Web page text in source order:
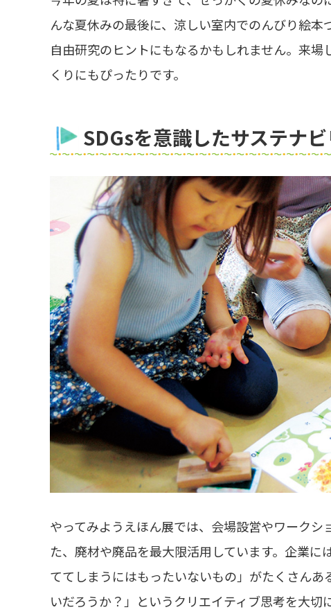
んな夏休みの最後に、涼しい室内でのんびり絵
自由研究のヒントにもなるかもしれません。来
くりにもぴったりです。
SDGsを意識したサステナ
やってみようえほん展では、会場設営やワーク
た、廃材や廃品を最大限活用しています。企業
ててしまうにはもったいないもの」がたくさん
いだろうか？」というクリエイティブ思考を大